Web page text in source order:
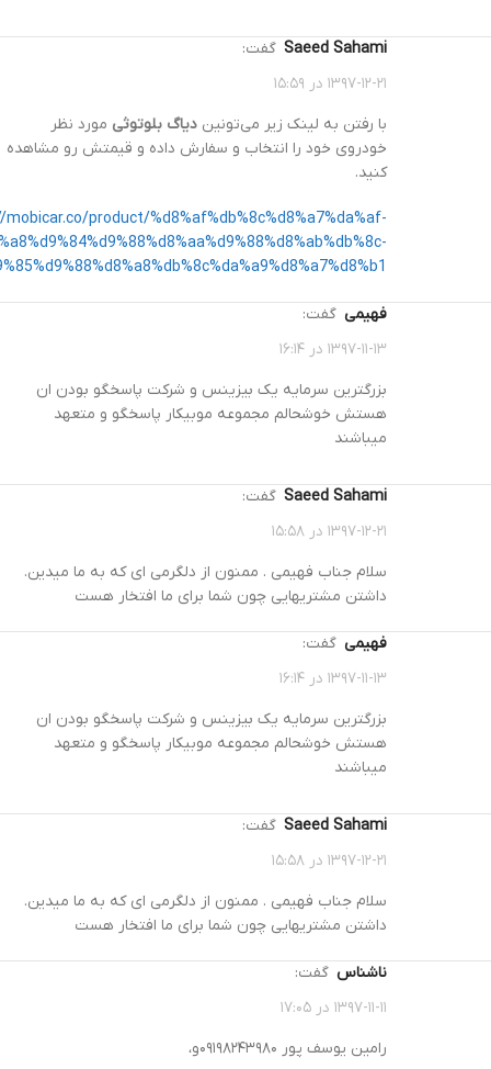
Saeed Sahami
گفت:
۱۳۹۷-۱۲-۲۱ در ۱۵:۵۹
با رفتن به لینک زیر می‌تونین دیاگ بلوتوثی مورد نظر
خودروی خود را انتخاب و سفارش داده و قیمتش رو مشاهده
کنید.
product/%d8%af%db%8c%d8%a7%da%af-
فهیمی گفت:
۱۳۹۷-۱۱-۱۳ در ۱۶:۱۴
بزرگترین سرمایه یک بیزینس و شرکت پاسخگو بودن ان
هستش خوشحالم مجموعه موبیکار پاسخگو و متعهد
میباشند
Saeed Sahami
گفت:
۱۳۹۷-۱۲-۲۱ در ۱۵:۵۸
سلام جناب فهیمی . ممنون از دلگرمی ای که به ما میدین.
داشتن مشتریهایی چون شما برای ما افتخار هست
فهیمی گفت:
۱۳۹۷-۱۱-۱۳ در ۱۶:۱۴
بزرگترین سرمایه یک بیزینس و شرکت پاسخگو بودن ان
هستش خوشحالم مجموعه موبیکار پاسخگو و متعهد
میباشند
Saeed Sahami
گفت:
۱۳۹۷-۱۲-۲۱ در ۱۵:۵۸
سلام جناب فهیمی . ممنون از دلگرمی ای که به ما میدین.
داشتن مشتریهایی چون شما برای ما افتخار هست
ناشناس گفت:
۱۳۹۷-۱۱-۱۱ در ۱۷:۰۵
رامین یوسف پور ۰۹۱۹۸۲۴۳۹۸۰و،